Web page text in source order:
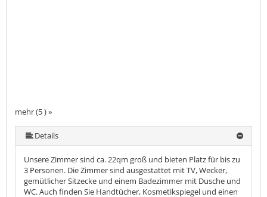
mehr (5 ) »
mehr (5 ) »
Details
Unsere Zimmer sind ca. 22qm groß und bieten Platz für bis zu
3 Personen. Die Zimmer sind ausgestattet mit TV, Wecker,
gemütlicher Sitzecke und einem Badezimmer mit Dusche und
WC. Auch finden Sie Handtücher, Kosmetikspiegel und einen